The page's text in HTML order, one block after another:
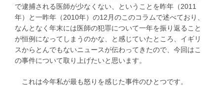
で逮捕される医師が少なくない、ということを昨年（2011
年）と一昨年（2010年）の12月のこのコラムで述べており、
なんとなく年末には医師の犯罪について一年を振り返ること
が恒例になってしまうのかな、と感じていたところ、イギリ
スからとんでもないニュースが伝わってきたので、今回はこ
の事件について取り上げたいと思います。
これは今年私が最も怒りを感じた事件のひとつです。